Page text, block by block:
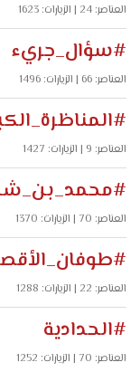
العناصر: 24 | الزيارات: 1623
#سؤال_جريء
العناصر: 66 | الزيارات: 1496
العناصر: 9 | الزيارات: 1427
العناصر: 70 | الزيارات: 1370
العناصر: 22 | الزيارات: 1288
#الحدادية
العناصر: 70 | الزيارات: 1252